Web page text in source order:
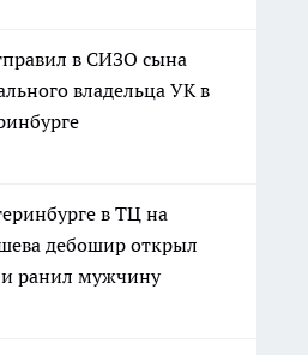
в СИЗО сына
владельца УК в
в ТЦ на
дебошир открыл
и ранил мужчину